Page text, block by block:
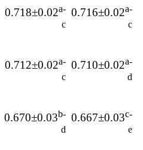
0.716±0.02a-
c
0.718±0.02a-
c
0.710±0.02a-
d
0.712±0.02a-
c
0.667±0.03c-
e
0.670±0.03b-
d